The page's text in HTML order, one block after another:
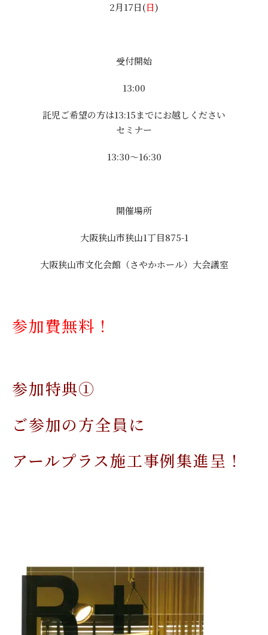
2月17日(日)
受付開始
13:00
託児ご希望の方は13:15までにお越しください
セミナー
13:30～16:30
開催場所
大阪狭山市狭山1丁目875-1
大阪狭山市文化会館（さやかホール）大会議室
参加費無料！
参加特典①
ご参加の方全員に
アールプラス施工事例集進呈！